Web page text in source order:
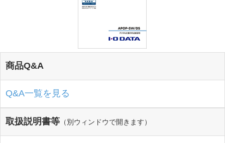
商品Q&A
Q&A一覧を見る
取扱説明書等 （別ウィンドウで開きます）